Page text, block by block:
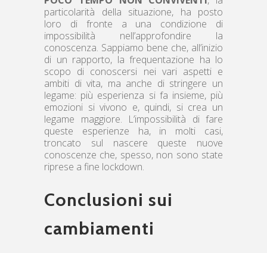
particolarità della situazione, ha posto
loro di fronte a una condizione di
impossibilità nell’approfondire la
conoscenza. Sappiamo bene che, all’inizio
di un rapporto, la frequentazione ha lo
scopo di conoscersi nei vari aspetti e
ambiti di vita, ma anche di stringere un
legame: più esperienza si fa insieme, più
emozioni si vivono e, quindi, si crea un
legame maggiore. L’impossibilità di fare
queste esperienze ha, in molti casi,
troncato sul nascere queste nuove
conoscenze che, spesso, non sono state
riprese a fine lockdown.
Conclusioni sui
cambiamenti